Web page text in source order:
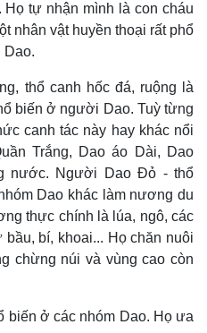
tự nhận mình là con cháu
nhân vật huyền thoại rất phổ
Dao.
thổ canh hốc đá, ruộng là
biến ở người Dao. Tuỳ từng
canh tác này hay khác nổi
Trắng, Dao áo Dài, Dao
nước. Người Dao Ðỏ - thổ
Dao khác làm nương du
thực chính là lúa, ngô, các
bầu, bí, khoai... Họ chăn nuôi
chừng núi và vùng cao còn
biến ở các nhóm Dao. Họ ưa